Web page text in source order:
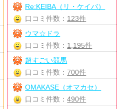
Re:KEIBA（リ・ケイバ）
口コミ件数： 123件
ウマ☆ドラ
口コミ件数： 1,195件
超すごい競馬
口コミ件数：700件
OMAKASE（オマカセ）
口コミ件数：490件